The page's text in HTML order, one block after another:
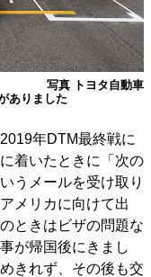
写真 トヨタ自動車
ありました
年DTM最終戦に
着いたときに「次の
うメールを受け取り
メリカに向けて出
ときはビザの問題な
が帰国後にきまし
きれず、その後も交